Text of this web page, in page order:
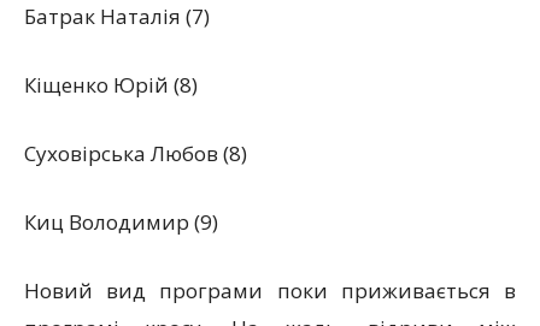
Батрак Наталія (7)
Кіщенко Юрій (8)
Суховірська Любов (8)
Киц Володимир (9)
Новий вид програми поки приживається в